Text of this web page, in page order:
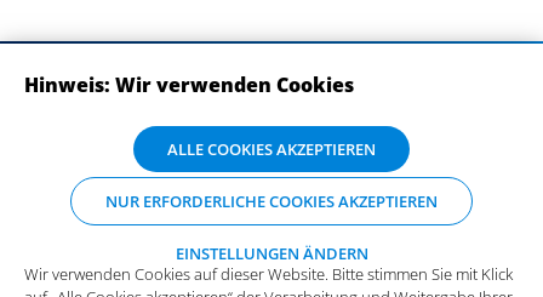
Wir verwenden Cookies auf dieser Website. Bitte stimmen Sie mit Klick
Hinweis: Wir verwenden Cookies
ALLE COOKIES AKZEPTIEREN
NUR ERFORDERLICHE COOKIES AKZEPTIEREN
EINSTELLUNGEN ÄNDERN
Wir verwenden Cookies auf dieser Website. Bitte stimmen Sie mit Klick
auf „Alle Cookies akzeptieren“ der Verarbeitung und Weitergabe Ihrer
Daten an Drittanbieter zu, damit wir Ihnen die bestmögliche
Nutzererfahrung auf unserer Website bieten können. Einzelheiten zu
den Arten der Cookies und ihrem Zweck finden Sie unter
„Einstellungen ändern“, wo sie auch Ihre bevorzugten Einstellungen
vornehmen oder Cookies ablehnen können (mit Ausnahme der